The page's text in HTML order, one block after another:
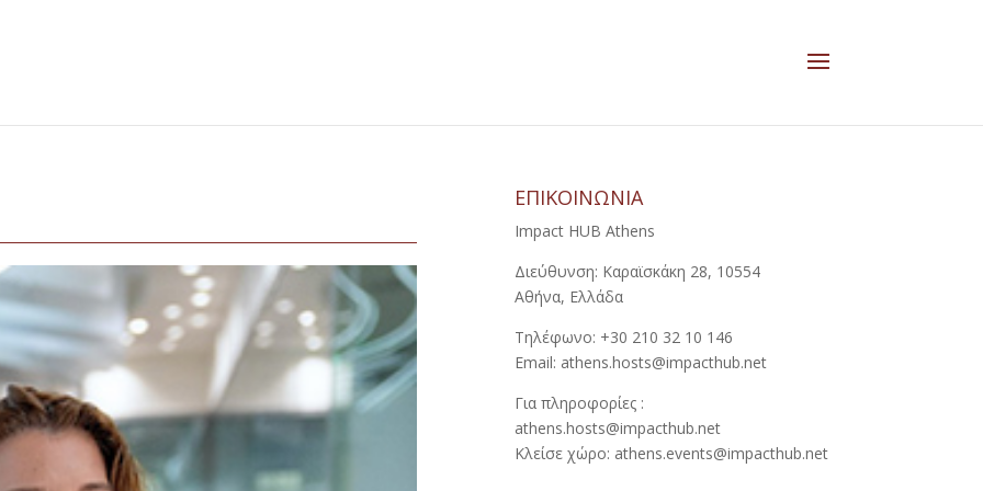
ΕΠΙΚΟΙΝΩΝΙΑ
Impact HUB Athens
Διεύθυνση: Καραϊσκάκη 28, 10554
Αθήνα, Ελλάδα
Τηλέφωνο: +30 210 32 10 146
Email: athens.hosts@impacthub.net
Για πληροφορίες :
athens.hosts@impacthub.net
Κλείσε χώρο: athens.events@impacthub.net